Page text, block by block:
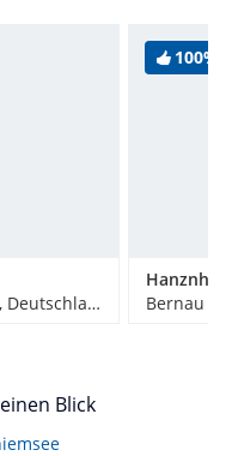
Bernau am Chiemsee, Deutschland
100%
Hanznhof
Blick